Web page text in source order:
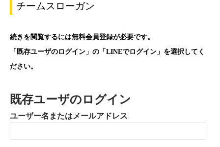
チームスローガン
続きを閲覧するには無料会員登録が必要です。
「既存ユーザのログイン」の「LINEでログイン」を選択してく
ださい。
既存ユーザのログイン
ユーザー名またはメールアドレス